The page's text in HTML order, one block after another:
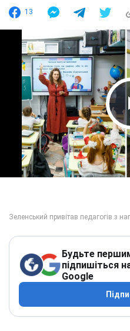
13
Будьте
підпишіться
Google